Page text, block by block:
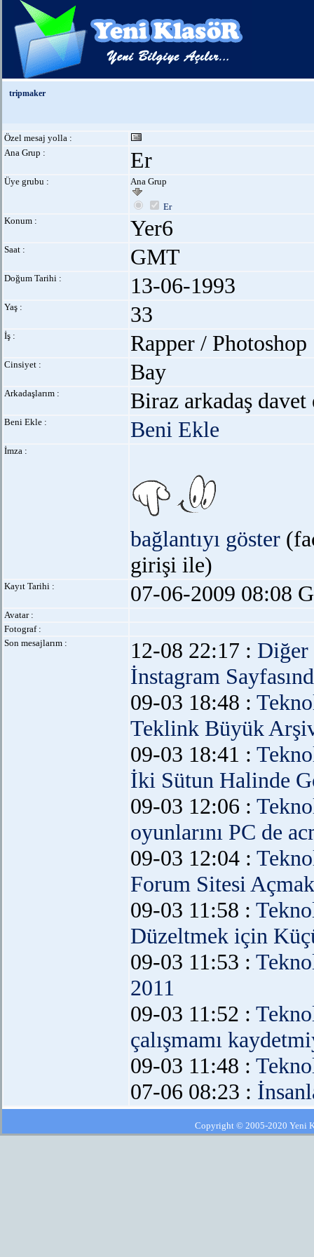
tripmaker
Özel mesaj yolla :
Ana Grup :
Er
Üye grubu : Ana Grup
Er
Konum :
Yer6
Saat : GMT
Doğum Tarihi : 13-06-1993
Yaş : 33
İş : Rapper / Photoshop
Cinsiyet : Bay
Arkadaşlarım : Biraz arkadaş davet
Beni Ekle : Beni Ekle
İmza :
bağlantıyı göster
girişi ile)
Kayıt Tarihi : 07-06-2009 08:08
Avatar :
Fotograf :
Son mesajlarım :
12-08 22:17 : Diğer
İnstagram
09-03 18:48 :
Teklink Büyük
09-03 18:41 :
İki Sütun Halinde
09-03 12:06 :
oyunlarını PC de
09-03 12:04 :
Forum Sitesi Açmak
09-03 11:58 :
Düzeltmek için
09-03 11:53 :
2011
09-03 11:52 :
çalışmamı
09-03 11:48 :
07-06 08:23 :
Copyright © 2005-2020 Yeni